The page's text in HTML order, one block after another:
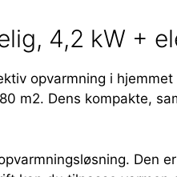
4,2 kW +
opvarmning i
m2. Dens kompakte,
Den